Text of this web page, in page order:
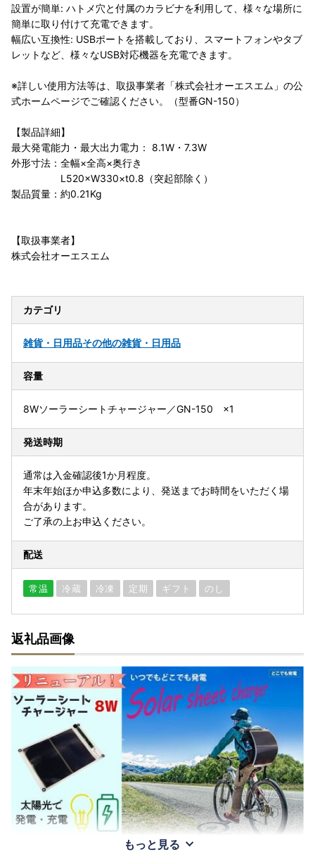
設置が簡単: ハトメ穴と付属のカラビナを利用して、様々な場所に
簡単に取り付けて充電できます。
幅広い互換性: USBポートを搭載しており、スマートフォンやタブ
レットなど、様々なUSB対応機器を充電できます。
※詳しい使用方法等は、取扱事業者「株式会社オーエスエム」の公
式ホームページでご確認ください。（型番GN-150）
【製品詳細】
最大発電能力・最大出力電力： 8.1W・7.3W
外形寸法：全幅×全高×奥行き
L520×W330×t0.8（突起部除く）
製品質量：約0.21Kg
【取扱事業者】
株式会社オーエスエム
カテゴリ
雑貨・日用品その他の雑貨・日用品
容量
8Wソーラーシートチャージャー／GN-150 ×1
発送時期
通常は入金確認後1か月程度。
年末年始ほか申込多数により、発送までお時間をいただく場
合があります。
ご了承の上お申込ください。
配送
常温 冷蔵 冷凍 定期 ギフト のし
返礼品画像
もっと見る